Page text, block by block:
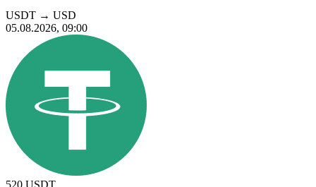
USDT → USD
05.08.2026, 09:00
520 USDT